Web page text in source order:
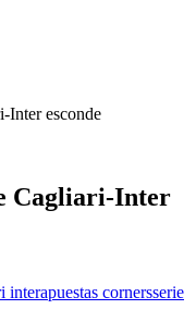
Inter esconde
Cagliari-Inter
interapuestas cornersserie